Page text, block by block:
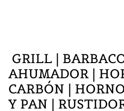
GRILL |
AHUMADOR |
CARBÓN |
Y PAN |